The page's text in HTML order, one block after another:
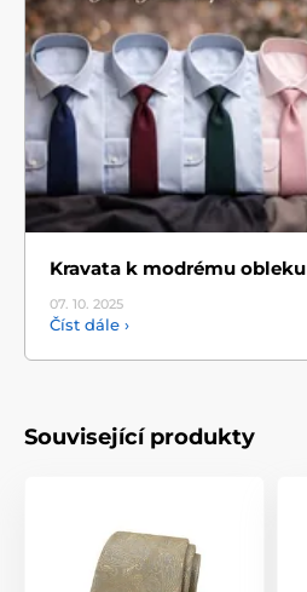
Kravata k modrému obleku
07. 10. 2025
Číst dále ›
Související produkty